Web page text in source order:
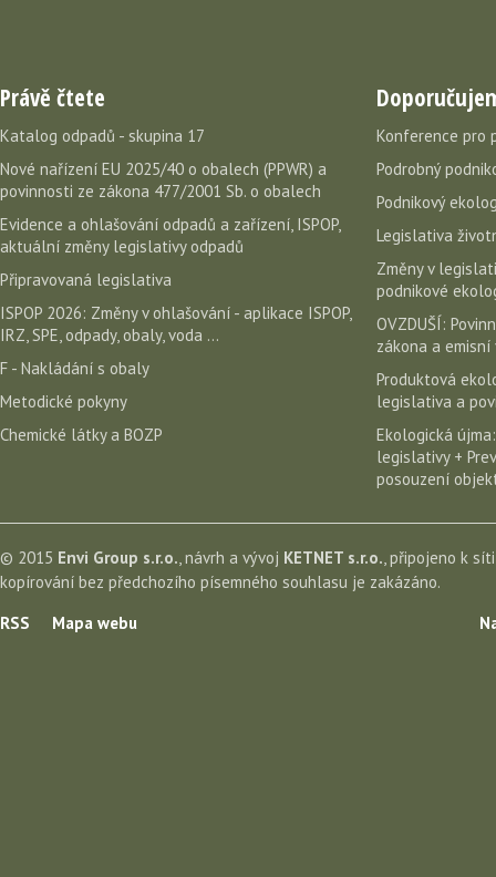
Právě čtete
Katalog odpadů - skupina 17
Nové nařízení EU 2025/40 o obalech (PPWR) a
povinnosti ze zákona 477/2001 Sb. o obalech
Evidence a ohlašování odpadů a zařízení, ISPOP,
aktuální změny legislativy odpadů
Připravovaná legislativa
ISPOP 2026: Změny v ohlašování - aplikace ISPOP,
IRZ, SPE, odpady, obaly, voda ...
F - Nakládání s obaly
Metodické pokyny
Chemické látky a BOZP
Konference pro
Podrobný
Podnikový
Legislativa
Změny v
podnikové
OVZDUŠÍ:
zákona a emisní
Produktová
legislativa a
Ekologická
legislativy +
posouzení
© 2015 Envi Group s.r.o., návrh a vývoj KETNET s.r.o., připojeno k
kopírování bez předchozího písemného souhlasu je zakázáno.
RSS
Mapa webu